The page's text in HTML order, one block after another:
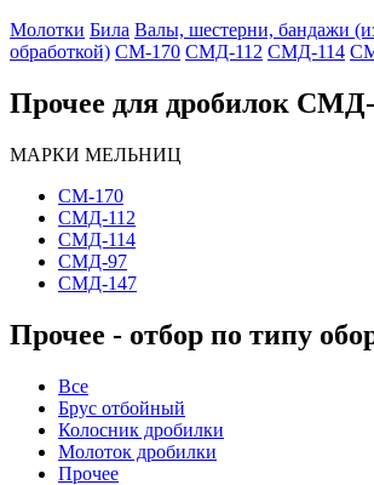
Молотки Била Валы, шестерни, бандажи
обработкой) СМ-170 СМД-112 СМД-114
Прочее для дробилок
МАРКИ МЕЛЬНИЦ
СМ-170
СМД-112
СМД-114
СМД-97
СМД-147
Прочее - отбор по типу
Все
Брус отбойный
Колосник дробилки
Молоток дробилки
Прочее